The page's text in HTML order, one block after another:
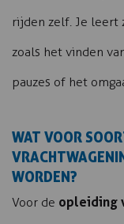
rijden zelf. Je leert
zoals het vinden
pauzes of het
WAT VOOR
WORDEN?
Voor de opleiding